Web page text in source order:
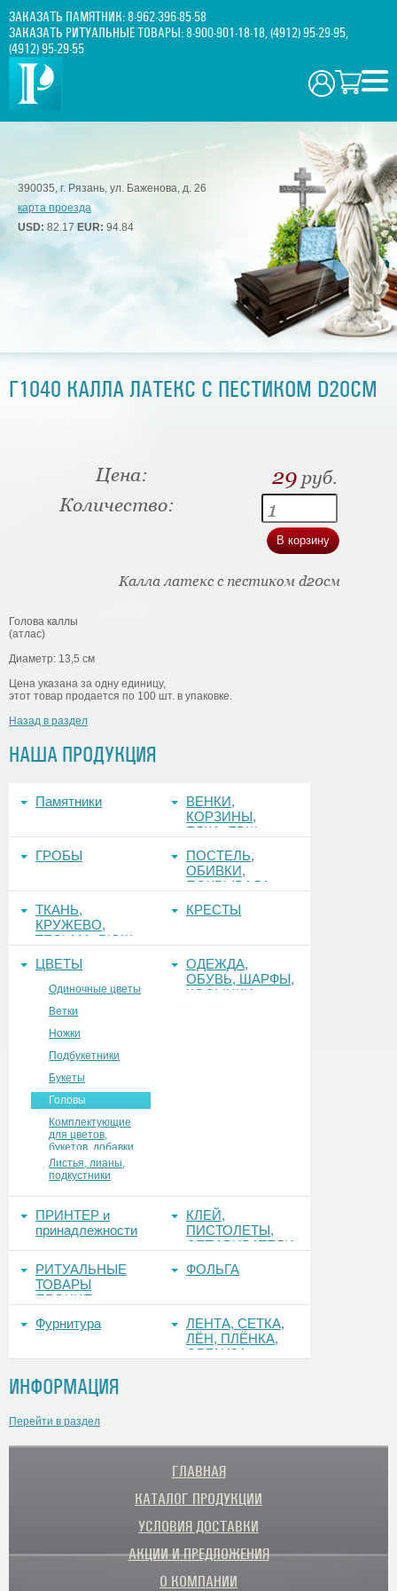
ЗАКАЗАТЬ ПАМЯТНИК:8-962-396-85-58
ЗАКАЗАТЬ РИТУАЛЬНЫЕ ТОВАРЫ:8-900-901-18-18,(4912) 95-29-95,
(4912) 95-29-55
390035, г. Рязань, ул. Баженова, д. 26
карта проезда
USD: 82.17 EUR: 94.84
НАША ПРОДУКЦИЯ
Памятники
ВЕНКИ,
КОРЗИНЫ,
ЕЛКА, ЕРШ,
ГРОБЫ
ПОСТЕЛЬ,
ОБИВКИ,
ПОКРЫВАЛА
ТКАНЬ,
КРУЖЕВО,
ТЕСЬМА, РЮШ
КРЕСТЫ
ЦВЕТЫ
Одиночные цветы
Ветки
Ножки
Подбукетники
Букеты
Головы
Комплектующие
для цветов,
букетов, добавки
Листья, лианы,
подкустники
ОДЕЖДА,
ОБУВЬ, ШАРФЫ,
КОСЫНКИ
ПРИНТЕР и
принадлежности
КЛЕЙ,
ПИСТОЛЕТЫ,
ОТПАРИВАТЕЛИ
РИТУАЛЬНЫЕ
ТОВАРЫ
ПРОЧИЕ
ФОЛЬГА
Фурнитура
ЛЕНТА, СЕТКА,
ЛЁН, ПЛЁНКА,
ОРГАНЗА
ИНФОРМАЦИЯ
Перейти в раздел
Г1040 КАЛЛА ЛАТЕКС С ПЕСТИКОМ D20СМ
Цена: 29 руб.
Количество:
Калла латекс с пестиком d20см
Голова каллы
(атлас)
Диаметр: 13,5 см
Цена указана за одну единицу,
этот товар продается по 100 шт. в упаковке.
Назад в раздел
ГЛАВНАЯ
КАТАЛОГ ПРОДУКЦИИ
УСЛОВИЯ ДОСТАВКИ
АКЦИИ И ПРЕДЛОЖЕНИЯ
О КОМПАНИИ